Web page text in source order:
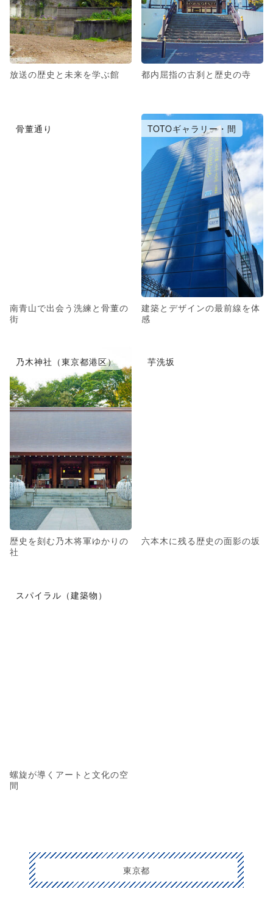
放送の歴史と未来を学ぶ館 都内屈指の古刹と歴史の寺
骨董通り
南青山で出会う洗練と骨董の
街
TOTOギャラリー・間
建築とデザインの最前線を体
感
乃木神社（東京都港区）
歴史を刻む乃木将軍ゆかりの
社
芋洗坂
六本木に残る歴史の面影の坂
スパイラル（建築物）
螺旋が導くアートと文化の空
間
東京都